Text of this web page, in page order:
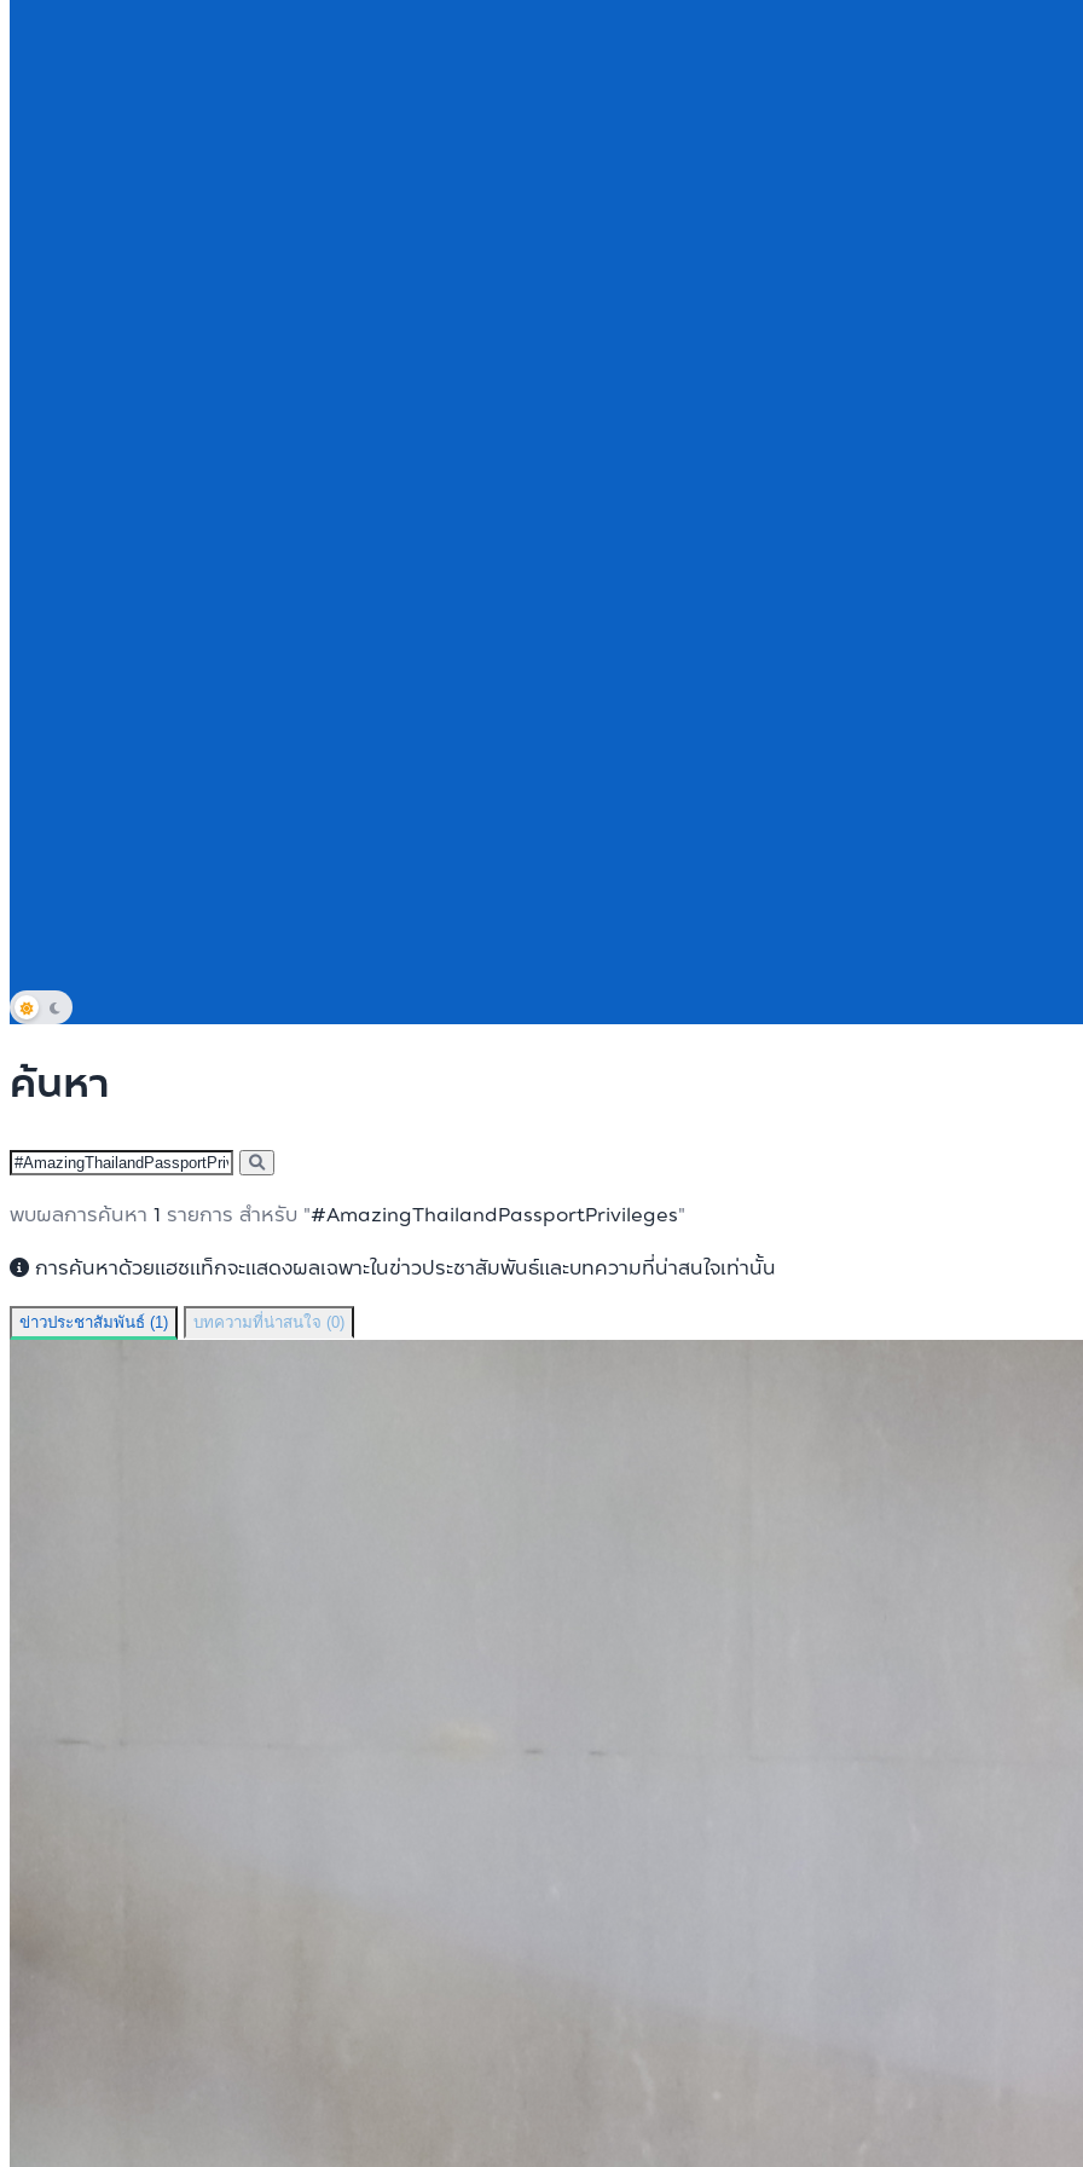
ค้นหา
พบผลการค้นหา 1 รายการ สำหรับ "#AmazingThailandPassportPrivileges"
การค้นหาด้วยแฮชแท็กจะแสดงผลเฉพาะในข่าวประชาสัมพันธ์และบทความที่น่าสนใจเท่านั้น
ข่าวประชาสัมพันธ์ (1) บทความที่น่าสนใจ (0)